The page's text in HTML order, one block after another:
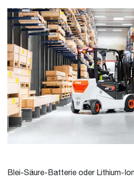
Blei-Säure-Batterie oder Lithium-